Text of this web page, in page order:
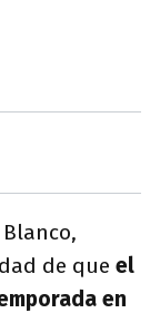
de que el
en